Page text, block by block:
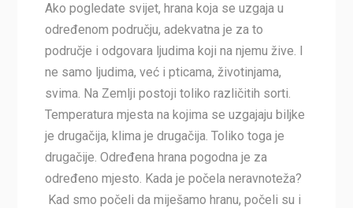
Ako pogledate svijet, hrana koja se uzgaja u
određenom području, adekvatna je za to
područje i odgovara ljudima koji na njemu žive. I
ne samo ljudima, već i pticama, životinjama,
svima. Na Zemlji postoji toliko različitih sorti.
Temperatura mjesta na kojima se uzgajaju biljke
je drugačija, klima je drugačija. Toliko toga je
drugačije. Određena hrana pogodna je za
određeno mjesto. Kada je počela neravnoteža?
Kad smo počeli da miješamo hranu, počeli su i